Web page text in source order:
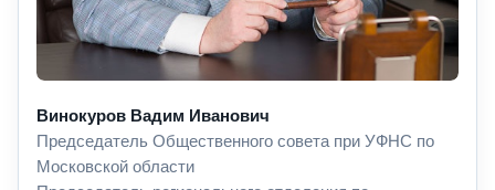
Винокуров Вадим Иванович
Председатель Общественного совета при УФНС по
Московской области